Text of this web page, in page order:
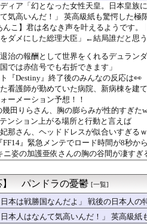
ディア「幻となった女性天皇。日本皇族
気高いんだ！」 英高級紙も驚愕した極
んこ】君は名なき声を叶えるようです。
をダメにした総理大臣」←結局誰だと思
治の報酬として世界をくれるデュラン
では赤信号でも右折できます」
『Destiny』終了後のみんなの反応は👀
看護師が勤めていた病院、新病棟を建
ーメーション予想！！
幾田りらさん、胸の膨らみが性的すぎた
ンション上がる場所と行動と言えば
那さん、ヘッドドレスが似合いすぎる
FF14』緊急メンテでロード時間が8秒
ニ姿の加護亜依さんの胸の谷間が凄すぎ
！！ウンコ出るウンコ！！！！！！
試合 .237 26 53 出塁率.370 長打率.54...
、自分が呼びかければ交流のあった家
ーパー堀大輔さん、誹謗中傷コメント
ドラマ化？脚本に糞アレンジ加えなき
】 パンドラの憂鬱 [一覧]
本は戦勝国なんだよ」 戦後の日本人の
本人はなんて気高いんだ！」 英高級